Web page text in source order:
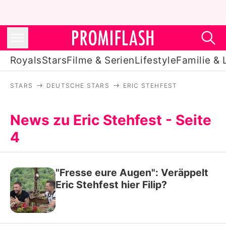
RoyalsStarsFilme & SerienLifestyleFamilie &
Stars
Familie & Liebe
STARS DEUTSCHE STARS ERIC STEHFEST
News zu Eric Stehfest - Seite
4
"Fresse eure Augen": Veräppelt
Eric Stehfest hier Filip?